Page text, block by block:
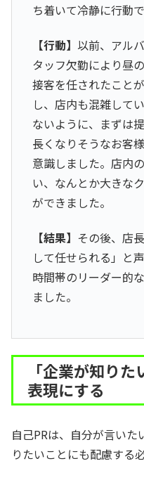
ち着いて冷静に行動
【行動】 以前、アル
タッフ欠勤により昼
接客を任されたこと
し、店内も混雑して
ないように、まずは
長くなりそうなお客
意識しました。店内
い、なんとか大きな
ができました。
【結果】 その後、店
して任せられる」と
時間帯のリーダー的
ました。
「企業が知り
表現にする
自己PRは、自分が言い
りたいことにも配慮する